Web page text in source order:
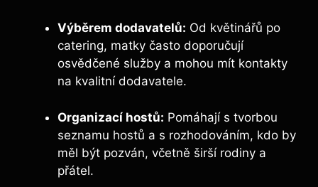
Výběrem dodavatelů: Od květinářů po
catering, matky často doporučují
osvědčené služby a mohou mít kontakty
na kvalitní dodavatele.
Organizací hostů: Pomáhají s tvorbou
seznamu hostů a s rozhodováním, kdo by
měl být pozván, včetně širší rodiny a
přátel.